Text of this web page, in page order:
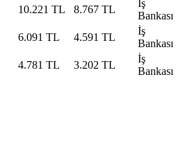
10.221 TL 8.767 TL
İş
Bankası
6.091 TL 4.591 TL
İş
Bankası
4.781 TL 3.202 TL
İş
Bankası